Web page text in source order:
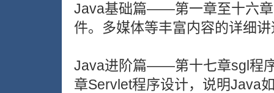
Java基础篇——第一章至十六章
件。多媒体等丰富内容的详细
Java进阶篇——第十七章sgl程
章Servlet程序设计，说明Java